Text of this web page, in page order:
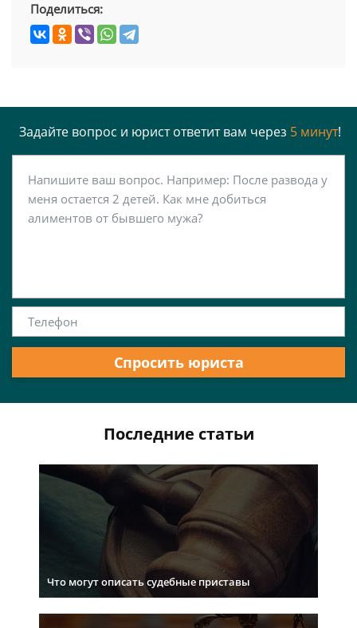
Поделиться:
Задайте вопрос и юрист ответит вам через 5 минут!
Спросить юриста
Последние статьи
Что могут описать судебные приставы